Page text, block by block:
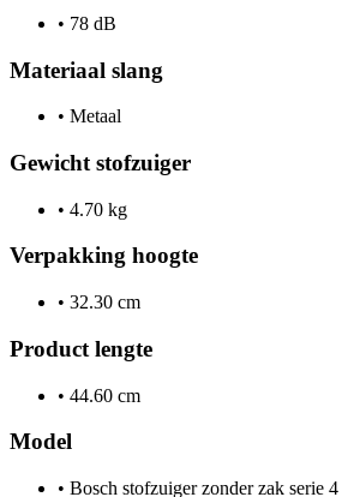
• 78 dB
Materiaal slang
• Metaal
Gewicht stofzuiger
• 4.70 kg
Verpakking hoogte
• 32.30 cm
Product lengte
• 44.60 cm
Model
• Bosch stofzuiger zonder zak serie 4